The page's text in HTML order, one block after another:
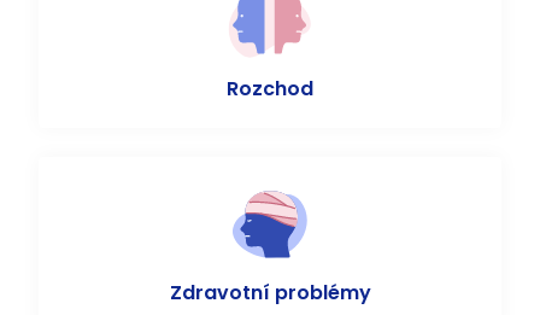
Rozchod
Zdravotní problémy